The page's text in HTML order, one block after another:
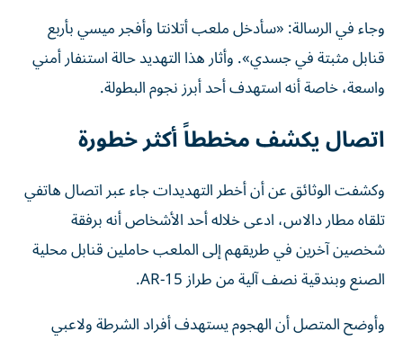
وجاء في الرسالة: «سأدخل ملعب أتلانتا وأفجر ميسي بأربع
قنابل مثبتة في جسدي». وأثار هذا التهديد حالة استنفار أمني
واسعة، خاصة أنه استهدف أحد أبرز نجوم البطولة.
اتصال يكشف مخططاً أكثر خطورة
وكشفت الوثائق عن أن أخطر التهديدات جاء عبر اتصال هاتفي
تلقاه مطار دالاس، ادعى خلاله أحد الأشخاص أنه برفقة
شخصين آخرين في طريقهم إلى الملعب حاملين قنابل محلية
الصنع وبندقية نصف آلية من طراز AR-15.
وأوضح المتصل أن الهجوم يستهدف أفراد الشرطة ولاعبي